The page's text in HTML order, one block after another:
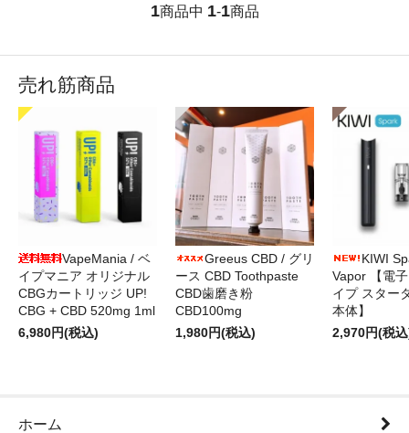
1商品中 1-1商品
売れ筋商品
VapeMania / ベ
イプマニア オリジナル
CBGカートリッジ UP!
CBG + CBD 520mg 1ml
6,980円(税込)
Greeus CBD / グリ
ース CBD Toothpaste
CBD歯磨き粉
CBD100mg
1,980円(税込)
KIWI
Vapor 【電
イプ スター
本体】
2,970円(税
ホーム